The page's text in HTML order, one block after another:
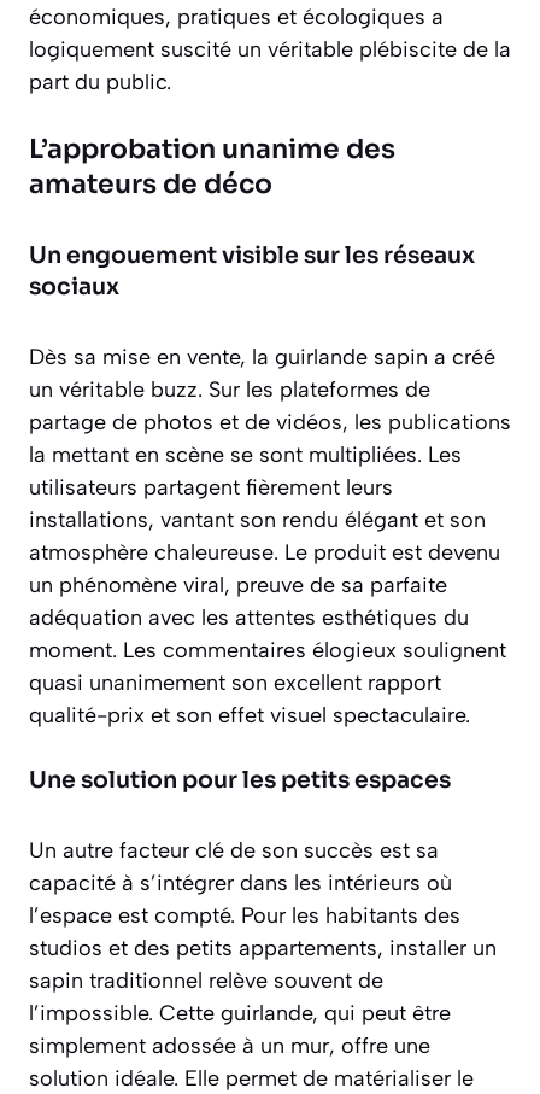
économiques, pratiques et écologiques a
logiquement suscité un véritable plébiscite de la
part du public.
L’approbation unanime des
amateurs de déco
Un engouement visible sur les réseaux
sociaux
Dès sa mise en vente, la guirlande sapin a créé
un véritable buzz. Sur les plateformes de
partage de photos et de vidéos, les publications
la mettant en scène se sont multipliées. Les
utilisateurs partagent fièrement leurs
installations, vantant son rendu élégant et son
atmosphère chaleureuse. Le produit est devenu
un phénomène viral, preuve de sa parfaite
adéquation avec les attentes esthétiques du
moment. Les commentaires élogieux soulignent
quasi unanimement son excellent rapport
qualité-prix et son effet visuel spectaculaire.
Une solution pour les petits espaces
Un autre facteur clé de son succès est sa
capacité à s’intégrer dans les intérieurs où
l’espace est compté. Pour les habitants des
studios et des petits appartements, installer un
sapin traditionnel relève souvent de
l’impossible. Cette guirlande, qui peut être
simplement adossée à un mur, offre une
solution idéale. Elle permet de matérialiser le